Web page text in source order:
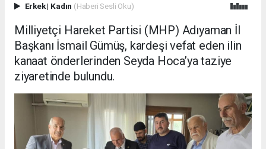
Erkek| Kadın (Haberi Sesli Oku)
Milliyetçi Hareket Partisi (MHP) Adıyaman İl
Başkanı İsmail Gümüş, kardeşi vefat eden ilin
kanaat önderlerinden Seyda Hoca’ya taziye
ziyaretinde bulundu.